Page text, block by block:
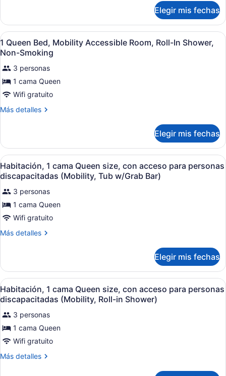
1-
Bedroom,
Suite,
Non-
Smoking
King
Bed,
1-
Bedroom,
Suite,
Non-
Smoking
Elegir mis fechas
Abrir
todas
las
fotos
de
1
Queen
Accessible
Room,
Roll-
In
Shower,
Non-
Smoking
Camas con pillow-top, escritorio
6
1 Queen Bed, Mobility Accessible Room, Roll-In Shower,
Non-Smoking
3 personas
1 cama Queen
Wifi gratuito
Más detalles
Más
Queen
Bed,
Mobility
Accessible
Room,
Roll-
In
Shower,
Non-
Elegir mis fechas
Abrir
todas
las
fotos
de
Habitación,
1
size,
con
acceso
para
personas
discapacitadas
(Mobility,
Tub
w/Grab
Habitación de hotel con cama,
6
Habitación, 1 cama Queen size, con acceso para personas
discapacitadas (Mobility, Tub w/Grab Bar)
3 personas
1 cama Queen
Wifi gratuito
Más detalles
Más
1
cama
Queen
size,
con
acceso
para
personas
discapacitadas
Tub
Elegir mis fechas
Abrir
todas
las
fotos
de
Habitación,
1
Habitación de hotel con cama,
5
Habitación, 1 cama Queen size, con acceso para personas
discapacitadas (Mobility, Roll-in Shower)
3 personas
1 cama Queen
Wifi gratuito
Más detalles
Más